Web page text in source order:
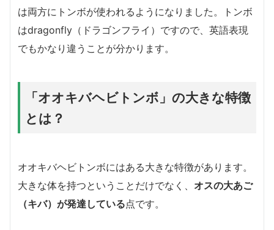
は両方にトンボが使われるようになりました。トンボ
はdragonfly（ドラゴンフライ）ですので、英語表現
でもかなり違うことが分かります。
「オオキバヘビトンボ」の大きな特徴
とは？
オオキバヘビトンボにはある大きな特徴があります。
大きな体を持つということだけでなく、 オスの大あご
（キバ）が発達している点です。